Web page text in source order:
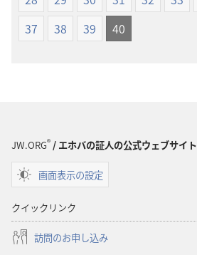
37
38 39 40
JW.ORG®/ エホバの証人の公式ウェブサイト
画面表示の設定
クイックリンク
訪問のお申し込み